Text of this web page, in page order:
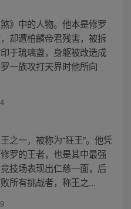
》中的人物。他本是修罗
却遭柏麟帝君残害，被拆
于琉璃盏，身躯被改造成
一族攻打天界时他所向
之一，被称为“狂王”。他凭
罗的王者，也是其中最强
技场表现出仁慈一面，后
所有挑战者，称王之...